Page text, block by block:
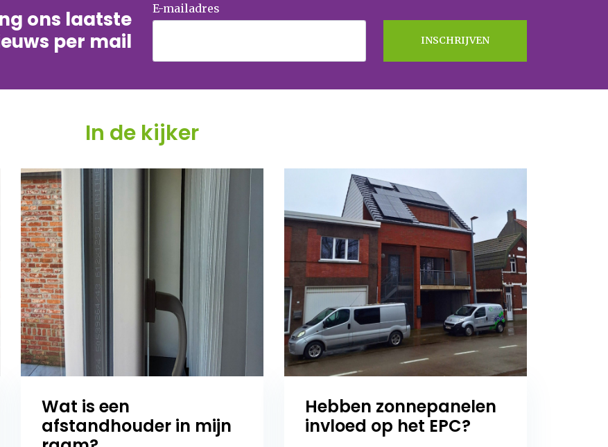
ons laatste
per mail
E-mailadres
In de kijker
Wat is een
afstandhouder in mijn
Hebben zonnepanelen
invloed op het EPC?